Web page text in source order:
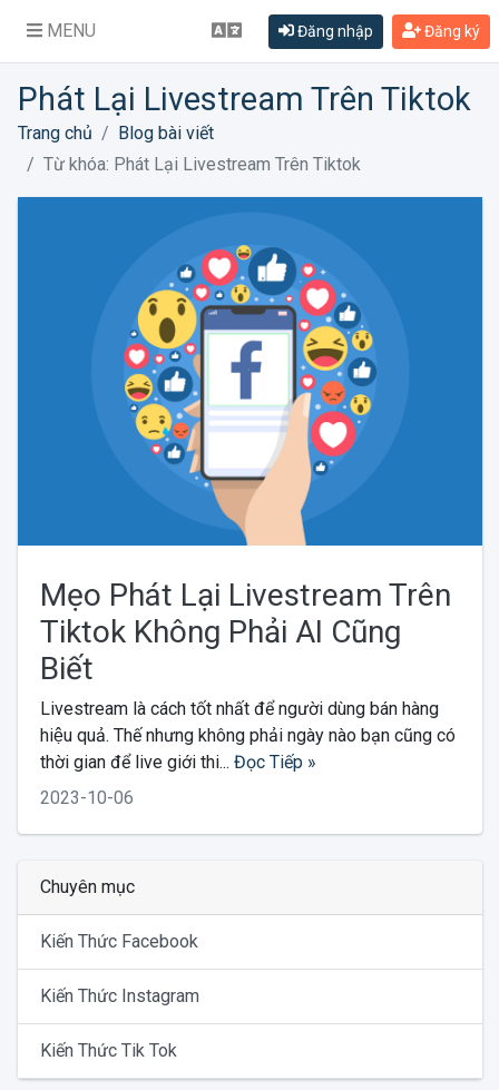
MENU Đăng nhập Đăng ký
Phát Lại Livestream Trên Tiktok
Trang chủ
Blog bài viết
Từ khóa: Phát Lại Livestream Trên Tiktok
Mẹo Phát Lại Livestream Trên
Tiktok Không Phải AI Cũng
Biết
Livestream là cách tốt nhất để người dùng bán hàng
hiệu quả. Thế nhưng không phải ngày nào bạn cũng có
thời gian để live giới thi... Đọc Tiếp »
2023-10-06
Chuyên mục
Kiến Thức Facebook
Kiến Thức Instagram
Kiến Thức Tik Tok